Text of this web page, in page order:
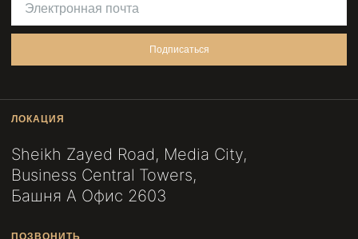
Подписаться
ЛОКАЦИЯ
Sheikh Zayed Road, Media City,
Business Central Towers,
Башня A Офис 2603
ПОЗВОНИТЬ